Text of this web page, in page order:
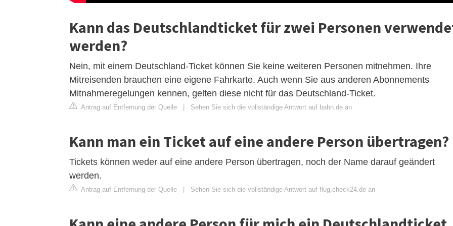
Kann das Deutschlandticket für zwei Personen
werden?
Nein, mit einem Deutschland-Ticket können Sie keine weiteren Personen mitnehmen. Ihre
Mitreisenden brauchen eine eigene Fahrkarte. Auch wenn Sie aus anderen Abonnements
Mitnahmeregelungen kennen, gelten diese nicht für das Deutschland-Ticket.
Antrag auf Entfernung der Quelle | Sehen Sie sich die vollständige Antwort auf bahn.de an
Kann man ein Ticket auf eine andere Person übertragen?
Tickets können weder auf eine andere Person übertragen, noch der Name darauf geändert
werden.
Antrag auf Entfernung der Quelle | Sehen Sie sich die vollständige Antwort auf flug.check24.de an